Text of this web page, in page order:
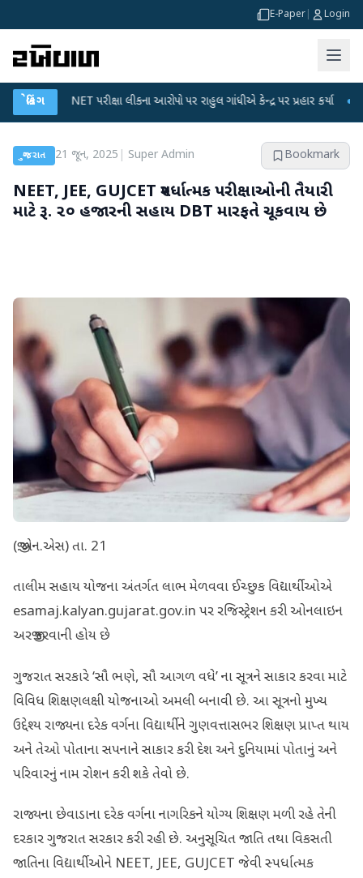
E-Paper Login
બ્રેકિંગ
પરીક્ષા લીકના આરોપો પર રાહુલ ગાંધીએ કેન્દ્ર પર પ્રહાર કર્યા ● હિંમતનગરમાં
ગુજરાત 21 જૂન, 2025 Super Admin Bookmark
NEET, JEE, GUJCET સ્પર્ધાત્મક પરીક્ષાઓની તૈયારી
માટે રૂ. ૨૦ હજારની સહાય DBT મારફતે ચૂકવાય છે
(જી.એન.એસ) તા. 21
તાલીમ સહાય યોજના અંતર્ગત લાભ મેળવવા ઈચ્છુક વિદ્યાર્થીઓએ
esamaj.kalyan.gujarat.gov.in પર રજિસ્ટ્રેશન કરી ઓનલાઇન
અરજી કરવાની હોય છે
ગુજરાત સરકારે ‘સૌ ભણે, સૌ આગળ વધે’ ના સૂત્રને સાકાર કરવા માટે
વિવિધ શિક્ષણલક્ષી યોજનાઓ અમલી બનાવી છે. આ સૂત્રનો મુખ્ય
ઉદ્દેશ્ય રાજ્યના દરેક વર્ગના વિદ્યાર્થીને ગુણવત્તાસભર શિક્ષણ પ્રાપ્ત થાય
અને તેઓ પોતાના સપનાને સાકાર કરી દેશ અને દુનિયામાં પોતાનું અને
પરિવારનું નામ રોશન કરી શકે તેવો છે.
રાજ્યના છેવાડાના દરેક વર્ગના નાગરિકને યોગ્ય શિક્ષણ મળી રહે તેની
દરકાર ગુજરાત સરકાર કરી રહી છે. અનુસૂચિત જાતિ તથા વિકસતી
જાતિના વિદ્યાર્થીઓને NEET, JEE, GUJCET જેવી સ્પર્ધાત્મક